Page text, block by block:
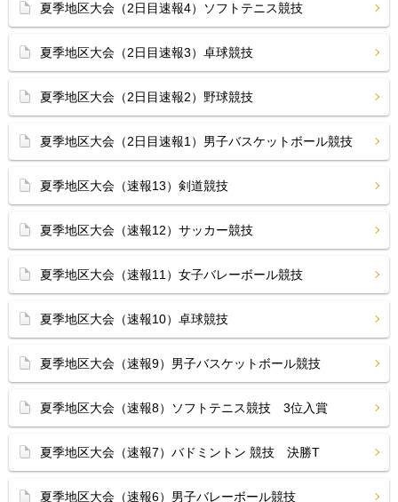
夏季地区大会（2日目速報4）ソフトテニス競技
夏季地区大会（2日目速報3）卓球競技
夏季地区大会（2日目速報2）野球競技
夏季地区大会（2日目速報1）男子バスケットボール競技
夏季地区大会（速報13）剣道競技
夏季地区大会（速報12）サッカー競技
夏季地区大会（速報11）女子バレーボール競技
夏季地区大会（速報10）卓球競技
夏季地区大会（速報9）男子バスケットボール競技
夏季地区大会（速報8）ソフトテニス競技 3位入賞
夏季地区大会（速報7）バドミントン 競技 決勝T
夏季地区大会（速報6）男子バレーボール競技